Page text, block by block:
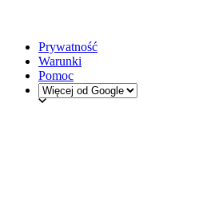
Prywatność
Warunki
Pomoc